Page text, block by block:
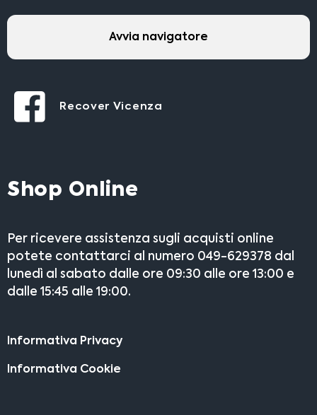
Avvia navigatore
Recover Vicenza
Shop Online
Per ricevere assistenza sugli acquisti online
potete contattarci al numero 049-629378 dal
lunedì al sabato dalle ore 09:30 alle ore 13:00 e
dalle 15:45 alle 19:00.
Informativa Privacy
Informativa Cookie